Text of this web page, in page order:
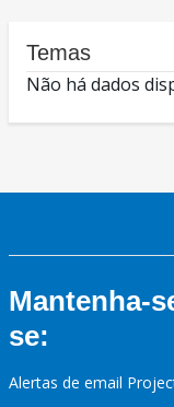
Temas
Não há dados
Mantenha-
se:
Alertas de email